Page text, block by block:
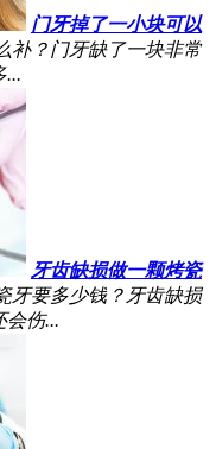
门牙掉了一小块可以
补？门牙缺了一块非常
...
牙齿缺损做一颗烤瓷
牙要多少钱？牙齿缺损
会伤...